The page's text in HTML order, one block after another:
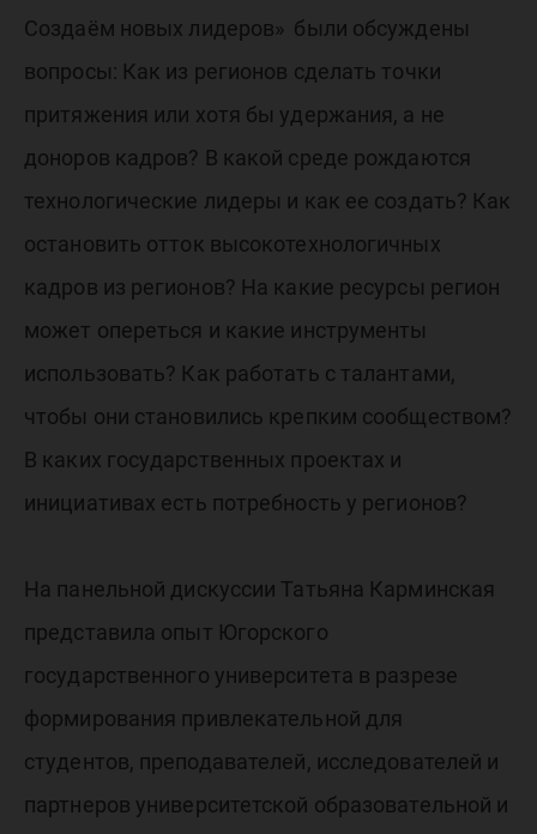
Создаём новых лидеров» были обсуждены
вопросы: Как из регионов сделать точки
притяжения или хотя бы удержания, а не
доноров кадров? В какой среде рождаются
технологические лидеры и как ее создать? Как
остановить отток высокотехнологичных
кадров из регионов? На какие ресурсы регион
может опереться и какие инструменты
использовать? Как работать с талантами,
чтобы они становились крепким сообществом?
В каких государственных проектах и
инициативах есть потребность у регионов?
На панельной дискуссии Татьяна Карминская
представила опыт Югорского
государственного университета в разрезе
формирования привлекательной для
студентов, преподавателей, исследователей и
партнеров университетской образовательной и